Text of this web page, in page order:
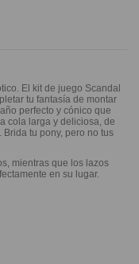
El kit de juego Scandal
tu fantasía de montar
perfecto y cónico que
cola larga y deliciosa, de
tu pony, pero no tus
mientras que los lazos
en su lugar.